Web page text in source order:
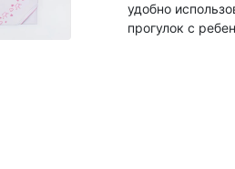
удобно
прогулок с